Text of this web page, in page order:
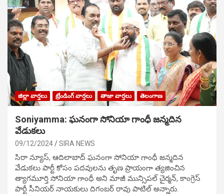
జిల్లా వార్తలు ట్రేండింగ్ వార్తలు తాజా వార్తలు తెలంగాణ
Soniyamma: ఘ‌నంగా సోనియా గాంధీ జ‌న్మ‌దిన
వేడుక‌లు
09/12/2024 SIRA NEWS
సిరా న్యూస్, ఆదిలాబాద్ ఘ‌నంగా సోనియా గాంధీ జ‌న్మ‌దిన
వేడుక‌లు పార్టీ కోసం ప‌ద‌వుల‌ను తృణ ప్రాయంగా త్య‌జించిన
త్యాగమూర్తి సోనియా గాంధీ అని మాజీ మున్సిప‌ల్ చైర్మ‌న్, కాంగ్రెస్
పార్టీ సీనియ‌ర్ నాయ‌కులు దిగంబ‌ర్ రావు పాటిల్ అన్నారు.